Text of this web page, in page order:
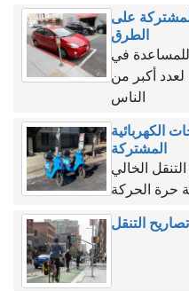
على
الطرق
في
أكبر من
الناس
الكهربائية
المشتركة
الخالي
حرة الحركة
التنقل